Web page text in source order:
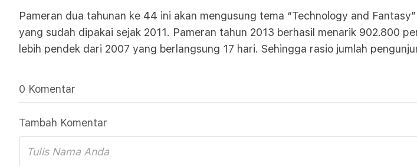
Pameran dua tahunan ke 44 ini akan mengusung tema “Technology and
yang sudah dipakai sejak 2011. Pameran tahun 2013 berhasil menarik 902.800
lebih pendek dari 2007 yang berlangsung 17 hari. Sehingga rasio jumlah
0 Komentar
Tambah Komentar